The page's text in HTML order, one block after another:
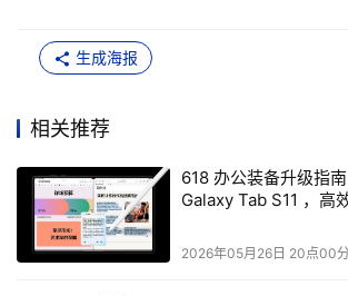
对于万亿、十万亿参数的大模型训练任务
超节点还可以支持训推算力一体部署，如“
当前，昇腾AI云服务已经成为AI基础设施
大讯飞、新浪、硅基流动、面壁智能、
生成海报
相关推荐
618 办公装备升级指
Galaxy Tab S11 ，高
2026年05月26日 20点00分